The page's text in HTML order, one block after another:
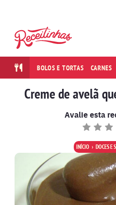
BOLOS E TORTAS CARNES
Creme de avelã
Avalie esta
INÍCIO DOCES E